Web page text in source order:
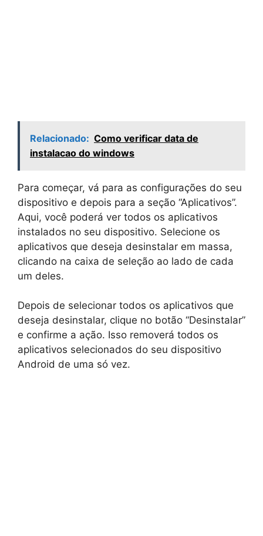
Relacionado: Como verificar data de
instalacao do windows
Para começar, vá para as configurações do seu
dispositivo e depois para a seção “Aplicativos”.
Aqui, você poderá ver todos os aplicativos
instalados no seu dispositivo. Selecione os
aplicativos que deseja desinstalar em massa,
clicando na caixa de seleção ao lado de cada
um deles.
Depois de selecionar todos os aplicativos que
deseja desinstalar, clique no botão “Desinstalar”
e confirme a ação. Isso removerá todos os
aplicativos selecionados do seu dispositivo
Android de uma só vez.